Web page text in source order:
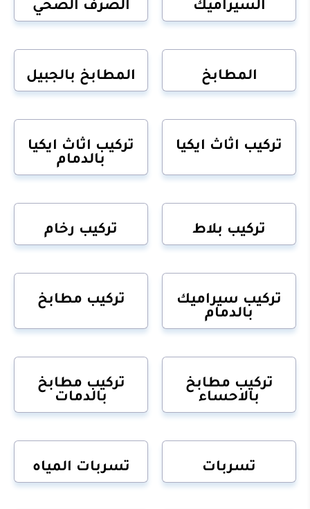
السيراميك الصرف الصحي
المطابخ المطابخ بالجبيل
تركيب اثاث ايكيا
تركيب اثاث ايكيا
بالدمام
تركيب بلاط تركيب رخام
تركيب سيراميك
بالدمام
تركيب مطابخ
تركيب مطابخ
بالاحساء
تركيب مطابخ
بالدمات
تسربات تسربات المياه